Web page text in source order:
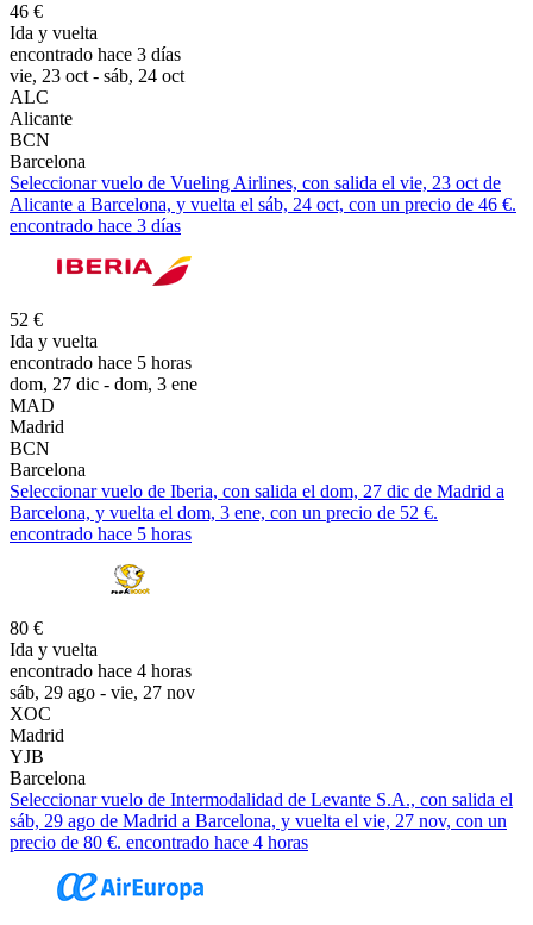
46 €
Ida y vuelta
encontrado hace 3 días
vie, 23 oct - sáb, 24 oct
ALC
Alicante
BCN
Barcelona
Seleccionar vuelo de Vueling Airlines, con salida el vie, 23 oct de
Alicante a Barcelona, y vuelta el sáb, 24 oct, con un precio de 46 €.
encontrado hace 3 días
52 €
Ida y vuelta
encontrado hace 5 horas
dom, 27 dic - dom, 3 ene
MAD
Madrid
BCN
Barcelona
Seleccionar vuelo de Iberia, con salida el dom, 27 dic de Madrid a
Barcelona, y vuelta el dom, 3 ene, con un precio de 52 €.
encontrado hace 5 horas
80 €
Ida y vuelta
encontrado hace 4 horas
sáb, 29 ago - vie, 27 nov
XOC
Madrid
YJB
Barcelona
Seleccionar vuelo de Intermodalidad de Levante S.A., con salida el
sáb, 29 ago de Madrid a Barcelona, y vuelta el vie, 27 nov, con un
precio de 80 €. encontrado hace 4 horas